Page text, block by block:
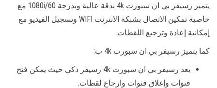
يتميز رسيفر بي ان سبورت 4k بدقة عالية وبدرجة 1080i/60 مع
خاصية تمكين الاتصال بشبكة الانترنت WIFI وتسجيل الفيديو مع
إمكانية إعادة وترجيع اللقطات.
كما يتميز رسيفر بي ان سبورت 4k ب:
يعد رسيفر بي ان سبورت 4k رسيفر ذكي حيث يمكن فتح
قنوات وإغلاق قنوات وارجاع لقطات.